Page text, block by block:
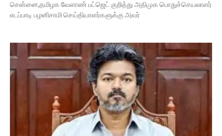
சென்னை,தமிழக வேளாண் பட்ஜெட் குறித்து அதிமுக பொதுச்செயலாளர்
எடப்பாடி பழனிசாமி செய்தியாளர்களுக்கு அவர்